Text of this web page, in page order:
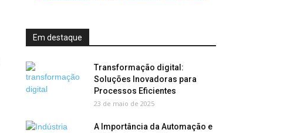
Em destaque
Transformação digital:
Soluções Inovadoras para
Processos Eficientes
23 de maio de 2025
A Importância da Automação e